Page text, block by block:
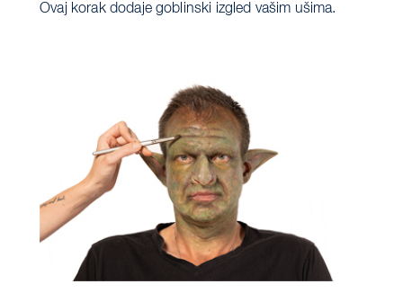
Ovaj korak dodaje goblinski izgled vašim ušima.